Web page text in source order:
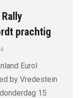
prachtig
Eurol
by Vredestein
15